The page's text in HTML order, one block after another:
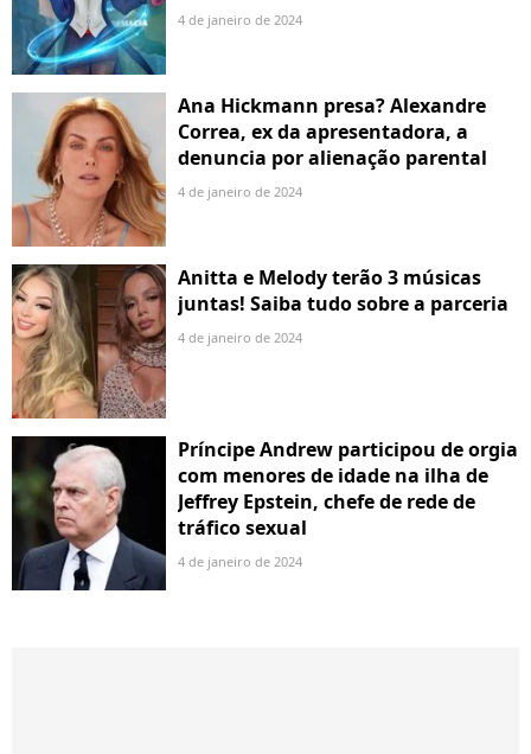
4 de janeiro de 2024
Ana Hickmann presa? Alexandre
Correa, ex da apresentadora, a
denuncia por alienação parental
4 de janeiro de 2024
Anitta e Melody terão 3 músicas
juntas! Saiba tudo sobre a parceria
4 de janeiro de 2024
Príncipe Andrew participou de orgia
com menores de idade na ilha de
Jeffrey Epstein, chefe de rede de
tráfico sexual
4 de janeiro de 2024